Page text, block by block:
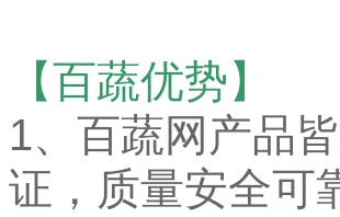
【百蔬优势】
1、 百蔬网产品
证，质量安全可